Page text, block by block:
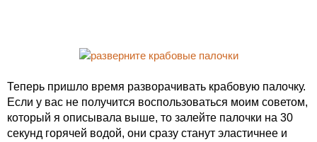
Теперь пришло время разворачивать крабовую палочку.
Если у вас не получится воспользоваться моим советом,
который я описывала выше, то залейте палочки на 30
секунд горячей водой, они сразу станут эластичнее и